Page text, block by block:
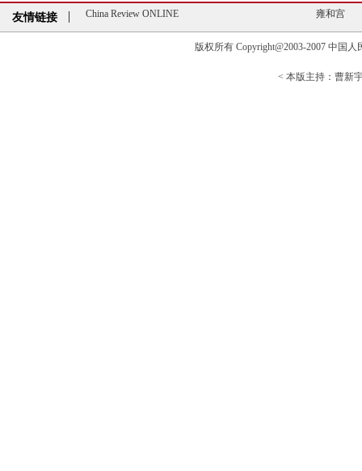
友情链接
China Review ONLINE
雍和宫
版权所有 Copyright@2003-2007 中国
< 本版主持：曹新